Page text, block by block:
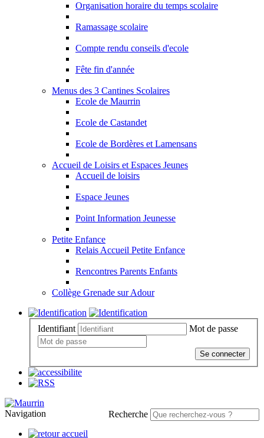
Organisation horaire du temps scolaire
Ramassage scolaire
Compte rendu conseils d'ecole
Fête fin d'année
Menus des 3 Cantines Scolaires
Ecole de Maurrin
Ecole de Castandet
Ecole de Bordères et Lamensans
Accueil de Loisirs et Espaces Jeunes
Accueil de loisirs
Espace Jeunes
Point Information Jeunesse
Petite Enfance
Relais Accueil Petite Enfance
Rencontres Parents Enfants
Collège Grenade sur Adour
Identifiant Mot de passe
Se connecter
Recherche
Navigation